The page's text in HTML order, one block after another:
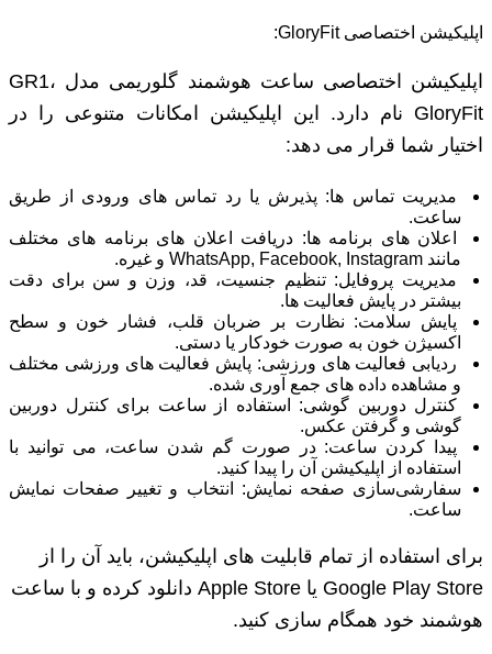
اپلیکیشن اختصاصی GloryFit:
اپلیکیشن اختصاصی ساعت هوشمند گلوریمی مدل GR1،
GloryFit نام دارد. این اپلیکیشن امکانات متنوعی را در
اختیار شما قرار می‌ دهد:
مدیریت تماس ‌ها: پذیرش یا رد تماس ‌های ورودی از طریق
ساعت.
اعلان‌ های برنامه ‌ها: دریافت اعلان‌ های برنامه ‌های مختلف
مانند WhatsApp, Facebook, Instagram و غیره.
مدیریت پروفایل: تنظیم جنسیت، قد، وزن و سن برای دقت
بیشتر در پایش فعالیت ‌ها.
پایش سلامت: نظارت بر ضربان قلب، فشار خون و سطح
اکسیژن خون به صورت خودکار یا دستی.
ردیابی فعالیت‌ های ورزشی: پایش فعالیت ‌های ورزشی مختلف
و مشاهده داده‌ های جمع ‌آوری شده.
کنترل دوربین گوشی: استفاده از ساعت برای کنترل دوربین
گوشی و گرفتن عکس.
پیدا کردن ساعت: در صورت گم شدن ساعت، می ‌توانید با
استفاده از اپلیکیشن آن را پیدا کنید.
سفارشی‌سازی صفحه نمایش: انتخاب و تغییر صفحات نمایش
ساعت.
برای استفاده از تمام قابلیت‌ های اپلیکیشن، باید آن را از
Google Play Store یا Apple Store دانلود کرده و با ساعت
هوشمند خود همگام ‌سازی کنید.